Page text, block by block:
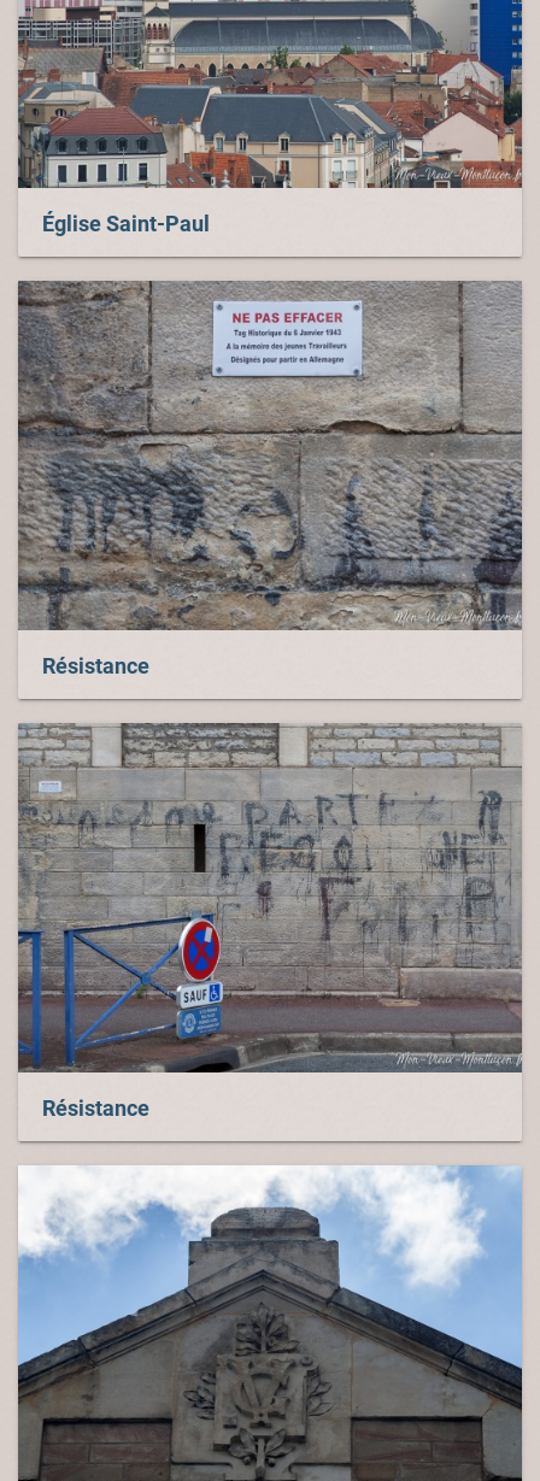
Église Saint-Paul
Résistance
Résistance